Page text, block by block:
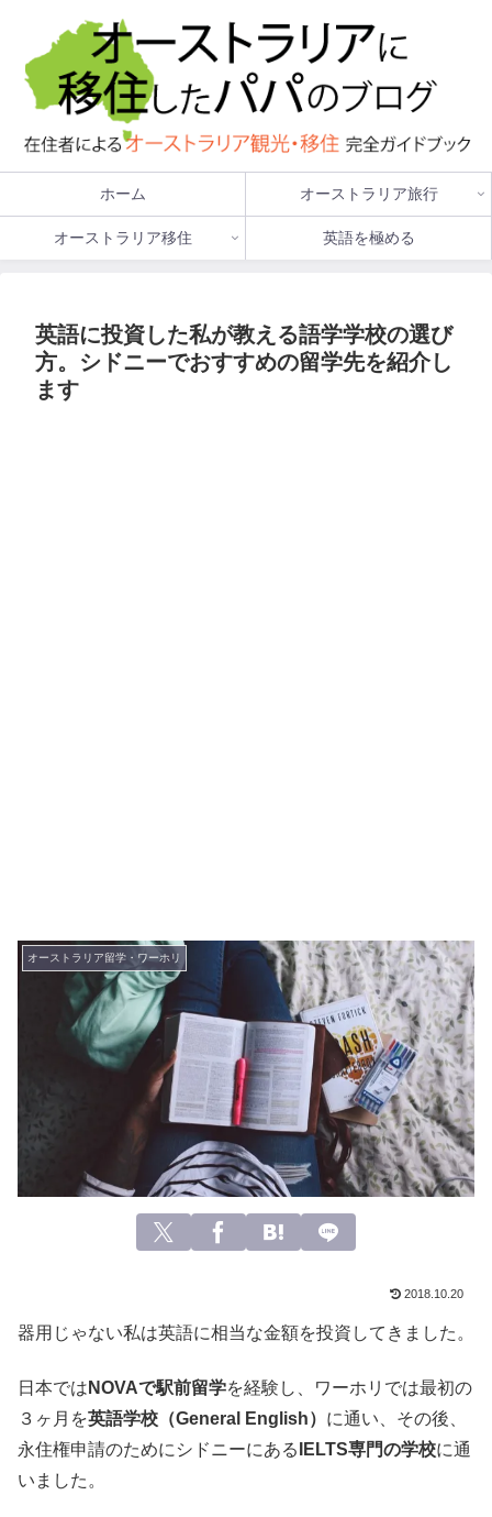
ホーム オーストラリア旅行
オーストラリア移住 英語を極める
英語に投資した私が教える語学学校の選び
方。シドニーでおすすめの留学先を紹介し
ます
オーストラリア留学・ワーホリ
2018.10.20
器用じゃない私は英語に相当な金額を投資してきました。
日本では NOVAで駅前留学を経験し、ワーホリでは最初の
３ヶ月を英語学校（General English） に通い、その後、
永住権申請のためにシドニーにある IELTS専門の学校に通
いました。